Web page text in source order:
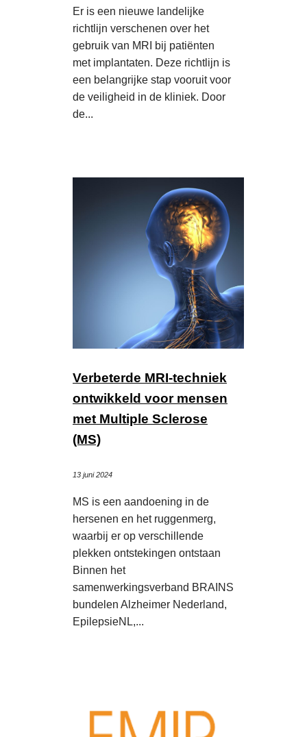
Er is een nieuwe landelijke
richtlijn verschenen over het
gebruik van MRI bij patiënten
met implantaten. Deze richtlijn is
een belangrijke stap vooruit voor
de veiligheid in de kliniek. Door
de...
Verbeterde MRI-techniek
ontwikkeld voor mensen
met Multiple Sclerose
(MS)
13 juni 2024
MS is een aandoening in de
hersenen en het ruggenmerg,
waarbij er op verschillende
plekken ontstekingen ontstaan
Binnen het
samenwerkingsverband BRAINS
bundelen Alzheimer Nederland,
EpilepsieNL,...